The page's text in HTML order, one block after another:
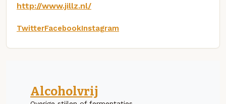
http://www.jillz.nl/
TwitterFacebookInstagram
Alcoholvrij